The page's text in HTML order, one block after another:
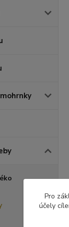
Pro
účely